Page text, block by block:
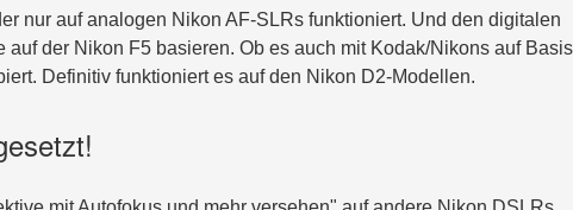
nur auf analogen Nikon AF-SLRs funktioniert. Und den digitalen
der Nikon F5 basieren. Ob es auch mit Kodak/Nikons auf
Definitiv funktioniert es auf den Nikon D2-Modellen.